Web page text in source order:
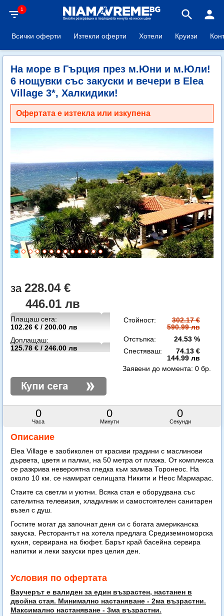
filter_list1 search person
Всички оферти Изтекли оферти Хотели Круизи
На море в Гърция през м.Юни и м.Юли!
6 нощувки със закуски и вечери в Elea
Village 3*, Халкидики!
Офертата е изтекла или изкупена
228.04 €
446.01 лв
Плащаш сега:
102.26 € / 200.00 лв
Доплащаш:
125.78 € / 246.00 лв
Стойност:
302.17 €
590.99 лв
Отстъпка:
24.53 %
Спестяваш:
74.13 €
144.99 лв
0
Часа
0
Минути
0
Секунди
Заявени до момента: 0 бр.
Описание
Elea Village е заобиколен от красиви градини с маслинови
дървета, цветя и палми, на 50 метра от плажа. От комплекса
се разкрива невероятна гледка към залива Торонеос. На
около 10 км. се намират селищата Никити и Неос Мармарас.
Стаите са светли и уютни. Всяка стая е оборудвана със
сателитна телевизия, хладилник и самостоятелен санитарен
възел с душ.
Гостите могат да започнат деня си с богата американска
закуска. Ресторантът на хотела предлага Средиземноморска
кухня, сервирана на бюфет. Барът край басейна сервира
напитки и леки закуски през целия ден.
Условия по офертата
Ваучерът е валиден за един възрастен, настанен в
двойна стая. Минимално настаняване - 2ма възрастни.
Максимално настаняване - 3ма възрастни.